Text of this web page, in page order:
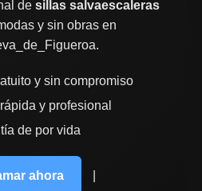
de sillas salvaescaleras
y sin obras en
y sin compromiso
y profesional
de por vida
ahora